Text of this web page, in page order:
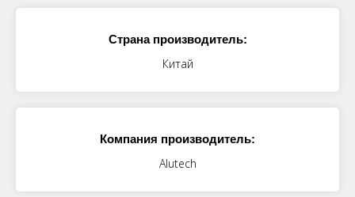
Страна производитель:
Китай
Компания производитель:
Alutech